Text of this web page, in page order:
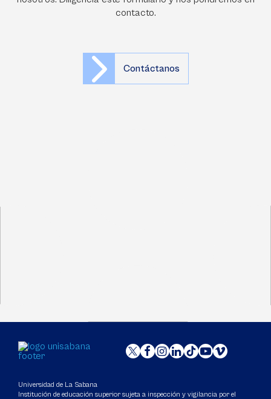
contacto.
Contáctanos
Universidad de La Sabana
Institución de educación superior sujeta a inspección y vigilancia por el